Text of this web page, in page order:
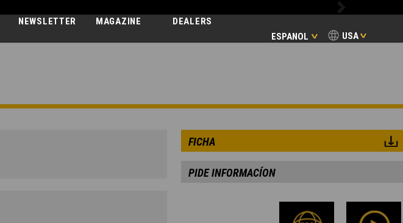
USA
ESPANOL
NEWSLETTER MAGAZINE DEALERS
Next
AGRI PLUS
FICHA
PIDE INFORMACÍON